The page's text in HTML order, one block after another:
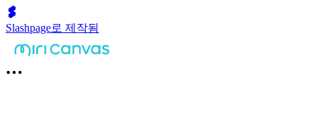
Slashpage로 제작됨